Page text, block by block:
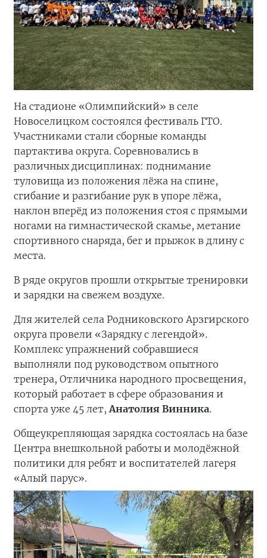
На стадионе «Олимпийский» в селе
Новоселицком состоялся фестиваль ГТО.
Участниками стали сборные команды
партактива округа. Соревновались в
различных дисциплинах: поднимание
туловища из положения лёжа на спине,
сгибание и разгибание рук в упоре лёжа,
наклон вперёд из положения стоя с прямыми
ногами на гимнастической скамье, метание
спортивного снаряда, бег и прыжок в длину с
места.
В ряде округов прошли открытые тренировки
и зарядки на свежем воздухе.
Для жителей села Родниковского Арзгирского
округа провели «Зарядку с легендой».
Комплекс упражнений собравшиеся
выполняли под руководством опытного
тренера, Отличника народного просвещения,
который работает в сфере образования и
спорта уже 45 лет, Анатолия Винника.
Общеукрепляющая зарядка состоялась на базе
Центра внешкольной работы и молодёжной
политики для ребят и воспитателей лагеря
«Алый парус».